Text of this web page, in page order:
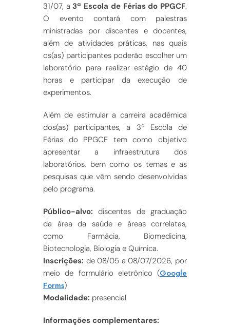
31/07, a3ª Escola de Férias do PPGCF.
O evento contará com palestras
ministradas por discentes e docentes,
além de atividades práticas, nas quais
os(as) participantes poderão escolher um
laboratório para realizar estágio de 40
horas e participar da execução de
experimentos.
Além de estimular a carreira acadêmica
dos(as) participantes, a 3ª Escola de
Férias do PPGCF tem como objetivo
apresentar a infraestrutura dos
laboratórios, bem como os temas e as
pesquisas que vêm sendo desenvolvidas
pelo programa.
Público-alvo: discentes de graduação
da área da saúde e áreas correlatas,
como Farmácia, Biomedicina,
Biotecnologia, Biologia e Química.
Inscrições: de 08/05 a 08/07/2026, por
meio de formulário eletrônico (Google
Forms)
Modalidade: presencial
Informações complementares: